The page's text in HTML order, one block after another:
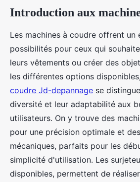
Introduction aux
Les machines à coudre offrent un
possibilités pour ceux qui
leurs vêtements ou créer des
les différentes options disponibles,
coudre Jd-depannage se
diversité et leur adaptabilité aux
utilisateurs. On y trouve des
pour une précision optimale et
mécaniques, parfaits pour les
simplicité d'utilisation. Les
disponibles, permettent de